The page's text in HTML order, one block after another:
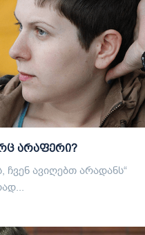
არაფერი?
ჩვენ ავიღებთ არადანს“